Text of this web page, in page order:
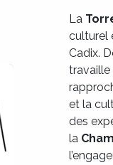
La
culturel
Cadix.
travaille
et la
des
la